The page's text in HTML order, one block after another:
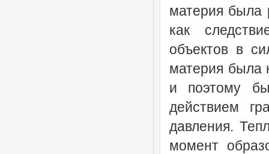
материя была
как
объектов в
материя была
и поэтому
действием
давления.
момент